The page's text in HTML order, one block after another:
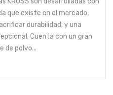
que existe en el mercado,
durabilidad, y una
Cuenta con un gran
de polvo...